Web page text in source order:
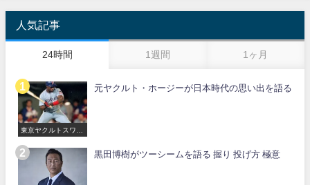
人気記事
24時間 1週間 1ヶ月
東京ヤクルトスワロ
元ヤクルト・ホージーが日本時代の思い出を語る
黒田博樹がツーシームを語る 握り 投げ方 極意